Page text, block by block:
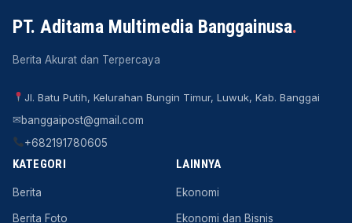
PT. Aditama Multimedia Banggainusa.
Berita Akurat dan Terpercaya
Jl. Batu Putih, Kelurahan Bungin Timur, Luwuk, Kab. Banggai
✉banggaipost@gmail.com
+682191780605
KATEGORI
Berita
Berita Foto
LAINNYA
Ekonomi
Ekonomi dan Bisnis